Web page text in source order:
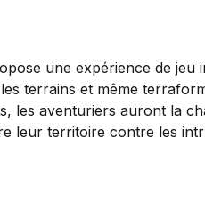
une expérience de jeu
terrains et même
les aventuriers auront la
leur territoire contre les